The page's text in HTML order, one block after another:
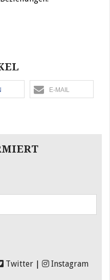
E-MAIL
Twitter Instagram